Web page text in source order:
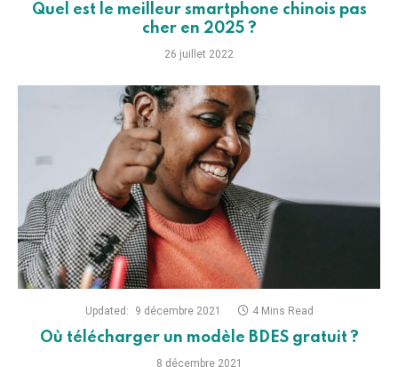
Quel est le meilleur smartphone chinois pas
cher en 2025 ?
26 juillet 2022
Updated: 9 décembre 2021 4 Mins Read
Où télécharger un modèle BDES gratuit ?
8 décembre 2021